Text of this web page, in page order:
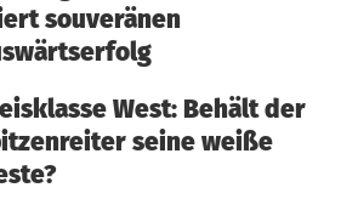
souveränen
West: Behält der
seine weiße